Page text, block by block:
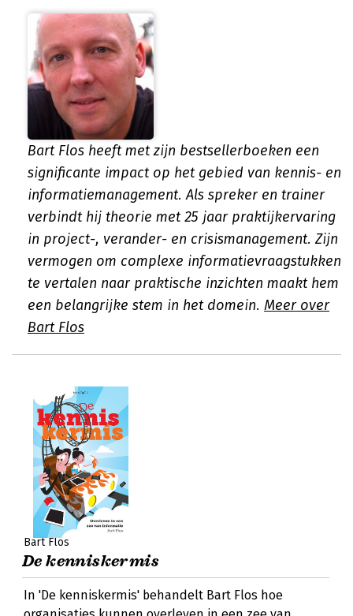
Bart Flos heeft met zijn bestsellerboeken een
significante impact op het gebied van kennis- en
informatiemanagement. Als spreker en trainer
verbindt hij theorie met 25 jaar praktijkervaring
in project-, verander- en crisismanagement. Zijn
vermogen om complexe informatievraagstukken
te vertalen naar praktische inzichten maakt hem
een belangrijke stem in het domein. Meer over
Bart Flos
Bart Flos
De kenniskermis
In 'De kenniskermis' behandelt Bart Flos hoe